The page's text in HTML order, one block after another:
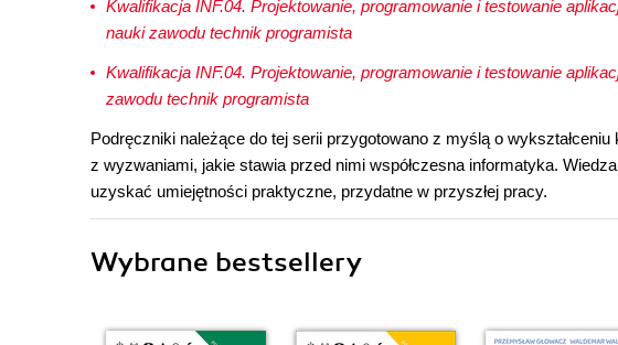
Kwalifikacja INF.04. Projektowanie, programowanie i testowanie
nauki zawodu technik programista
Kwalifikacja INF.04. Projektowanie, programowanie i testowanie
zawodu technik programista
Podręczniki należące do tej serii przygotowano z myślą o
z wyzwaniami, jakie stawia przed nimi współczesna informatyka.
uzyskać umiejętności praktyczne, przydatne w przyszłej pracy.
Wybrane bestsellery